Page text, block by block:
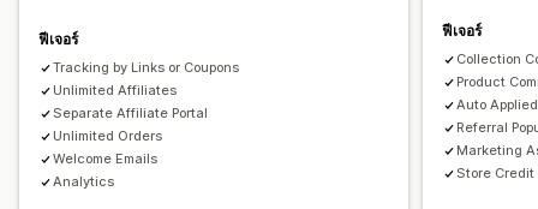
การติดตามสินค้า
การติดตามแบบเรียลไทม์
ประสบการณ์ตัวแทนโฆษณาสินค้าและบริการ
แดชบอร์ดที่กำหนดเอง การลงทะเบียนที่กำหนดเอง
พอร์ทัลสำหรับแบรนด์
โดเมนที่กำหนดเอง
ฟีเจอร์
Tracking by Links or Coupons
Unlimited Affiliates
Separate Affiliate Portal
Unlimited Orders
Welcome Emails
Analytics
ฟีเจอร์
Collection
Product
Auto
Referral
Marketing
Store Credit